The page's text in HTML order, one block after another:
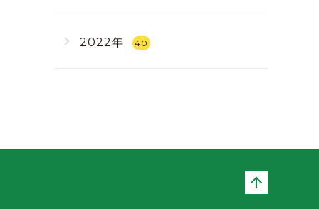
2022年 40